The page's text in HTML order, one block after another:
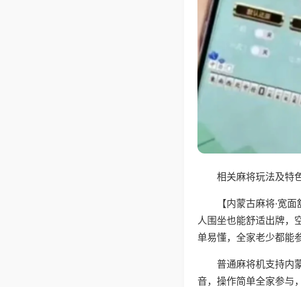
相关麻将玩法及特
【内蒙古麻将·宽
人围坐也能舒适出牌，
单易懂，全家老少都能
普通麻将机支持内
音，操作简单全家参与